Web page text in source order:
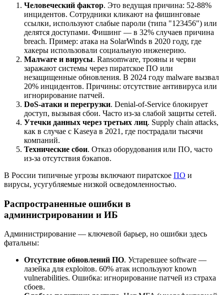
Человеческий фактор. Это ведущая причина: 52-88%
инцидентов. Сотрудники кликают на фишинговые
ссылки, используют слабые пароли (типа "123456") или
делятся доступами. Фишинг — в 32% случаев причина
breach. Пример: атака на SolarWinds в 2020 году, где
хакеры использовали социальную инженерию.
Малware и вирусы. Ransomware, трояны и черви
заражают системы через пиратское ПО или
незащищенные обновления. В 2024 году malware вызвал
20% инцидентов. Причины: отсутствие антивируса или
игнорирование патчей.
DoS-атаки и перегрузки. Denial-of-Service блокирует
доступ, вызывая сбои. Часто из-за слабой защиты сетей.
Утечки данных через третьих лиц. Supply chain attacks,
как в случае с Kaseya в 2021, где пострадали тысячи
компаний.
Технические сбои. Отказ оборудования или ПО, часто
из-за отсутствия бэкапов.
В России типичные угрозы включают пиратское ПО и
вирусы, усугубляемые низкой осведомленностью.
Распространенные ошибки в
администрировании и ИБ
Администрирование — ключевой барьер, но ошибки здесь
фатальны:
Отсутствие обновлений ПО. Устаревшее software —
лазейка для exploitов. 60% атак используют known
vulnerabilities. Ошибка: игнорирование патчей из страха
сбоев.